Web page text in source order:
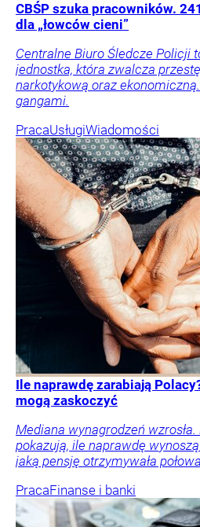
CBŚP szuka pracowników.
dla „łowców cieni”
Centralne Biuro Śledcze Policji
jednostka, która zwalcza
narkotykową oraz
gangami.
PracaUsługiWiadomości
Ile naprawdę zarabiają
mogą zaskoczyć
Mediana wynagrodzeń wzrosła.
pokazują, ile naprawdę
jaką pensję otrzymywała
PracaFinanse i banki